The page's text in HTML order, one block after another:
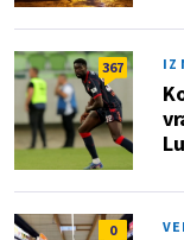
367 IZ
0